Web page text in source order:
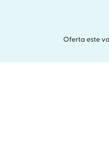
Oferta este